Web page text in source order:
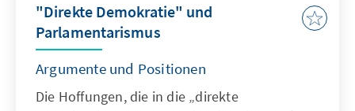
"Direkte Demokratie" und
Parlamentarismus
Argumente und Positionen
Die Hoffungen, die in die „direkte